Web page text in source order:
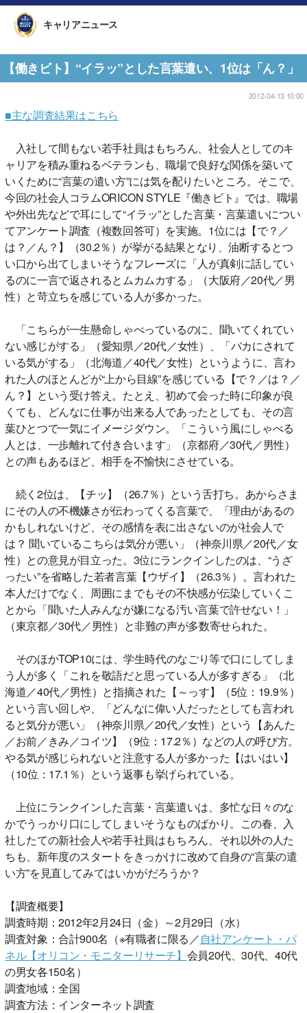
キャリアニュース
【働きビト】“イラッ”とした言葉遣い、1位は「ん？」
2012-04-13 10:00
■主な調査結果はこちら
入社して間もない若手社員はもちろん、社会人としてのキ
ャリアを積み重ねるベテランも、職場で良好な関係を築いて
いくために“言葉の遣い方”には気を配りたいところ。そこで、
今回の社会人コラムORICON STYLE『働きビト』では、職場
や外出先などで耳にして“イラッ”とした言葉・言葉遣いについ
てアンケート調査（複数回答可）を実施。1位には【で？／
は？／ん？】（30.2％）が挙がる結果となり、油断するとつ
い口から出てしまいそうなフレーズに「人が真剣に話してい
るのに一言で返されるとムカムカする」（大阪府／20代／男
性）と苛立ちを感じている人が多かった。
「こちらが一生懸命しゃべっているのに、聞いてくれてい
ない感じがする」（愛知県／20代／女性）、「バカにされて
いる気がする」（北海道／40代／女性）というように、言わ
れた人のほとんどが“上から目線”を感じている【で？／は？／
ん？】という受け答え。たとえ、初めて会った時に印象が良
くても、どんなに仕事が出来る人であったとしても、その言
葉ひとつで一気にイメージダウン。「こういう風にしゃべる
人とは、一歩離れて付き合います」（京都府／30代／男性）
との声もあるほど、相手を不愉快にさせている。
続く2位は、【チッ】（26.7％）という舌打ち。あからさま
にその人の不機嫌さが伝わってくる言葉で、「理由があるの
かもしれないけど、その感情を表に出さないのが社会人で
は？ 聞いているこちらは気分が悪い」（神奈川県／20代／女
性）との意見が目立った。3位にランクインしたのは、“うざ
ったい”を省略した若者言葉【ウザイ】（26.3％）。言われた
本人だけでなく、周囲にまでもその不快感が伝染していくこ
とから「聞いた人みんなが嫌になる汚い言葉で許せない！」
（東京都／30代／男性）と非難の声が多数寄せられた。
そのほかTOP10には、学生時代のなごり等で口にしてしま
う人が多く「これを敬語だと思っている人が多すぎる」（北
海道／40代／男性）と指摘された【～っす】（5位：19.9％）
という言い回しや、「どんなに偉い人だったとしても言われ
ると気分が悪い」（神奈川県／20代／女性）という【あんた
／お前／きみ／コイツ】（9位：17.2％）などの人の呼び方。
やる気が感じられないと注意する人が多かった【はいはい】
（10位：17.1％）という返事も挙げられている。
上位にランクインした言葉・言葉遣いは、多忙な日々のな
かでうっかり口にしてしまいそうなものばかり。この春、入
社したての新社会人や若手社員はもちろん、それ以外の人た
ちも、新年度のスタートをきっかけに改めて自身の“言葉の遣
い方”を見直してみてはいかがだろうか？
【調査概要】
調査時期：2012年2月24日（金）～2月29日（水）
調査対象：合計900名（※有職者に限る／自社アンケート・パ
ネル【オリコン・モニターリサーチ】 会員20代、30代、40代
の男女各150名）
調査地域：全国
調査方法：インターネット調査